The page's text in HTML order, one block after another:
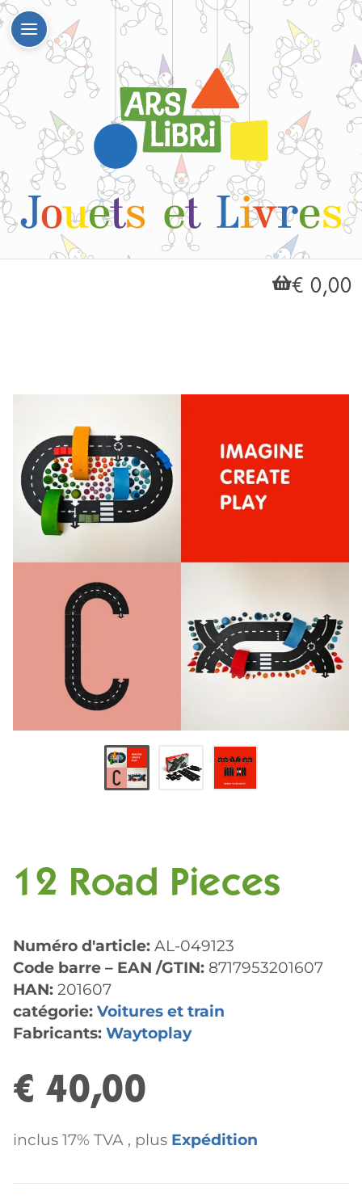
€ 0,00
12 Road Pieces
Numéro d'article: AL-049123
Code barre – EAN /GTIN: 8717953201607
HAN: 201607
catégorie: Voitures et train
Fabricants: Waytoplay
€ 40,00
inclus 17% TVA , plus Expédition